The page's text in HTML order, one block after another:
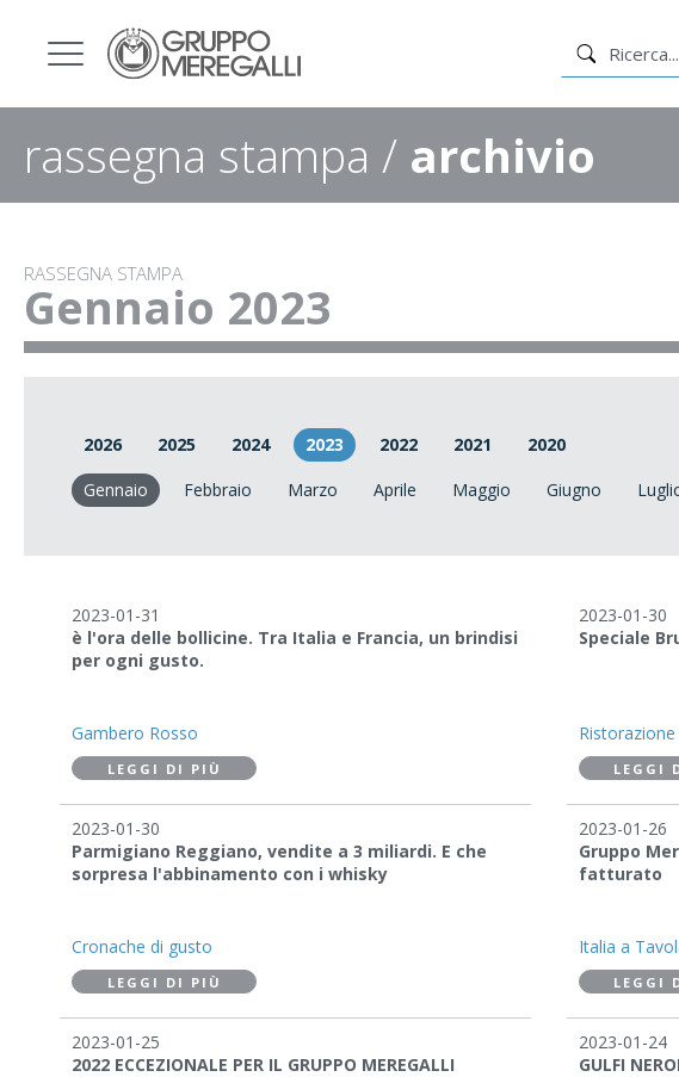
rassegna stampa / archivio
RASSEGNA STAMPA
Gennaio 2023
2026 2025 2024
2023
Gennaio
Febbraio Marzo Aprile Maggio Giugno
2022 2021 2020
2023-01-31
è l'ora delle bollicine. Tra Italia e Francia, un brindisi
per ogni gusto.
Gambero Rosso
LEGGI DI PIÙ
2023-01-30
Speciale
LEGGI
2023-01-30
Parmigiano Reggiano, vendite a 3 miliardi. E che
sorpresa l'abbinamento con i whisky
Cronache di gusto
LEGGI DI PIÙ
2023-01-26
Gruppo
fatturato
Italia a
LEGGI
2023-01-25
2022 ECCEZIONALE PER IL GRUPPO MEREGALLI
2023-01-24
GULFI